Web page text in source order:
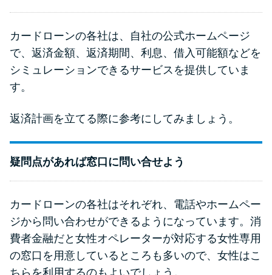
カードローンの各社は、自社の公式ホームページ
で、返済金額、返済期間、利息、借入可能額などを
シミュレーションできるサービスを提供していま
す。
返済計画を立てる際に参考にしてみましょう。
疑問点があれば窓口に問い合せよう
カードローンの各社はそれぞれ、電話やホームペー
ジから問い合わせができるようになっています。消
費者金融だと女性オペレーターが対応する女性専用
の窓口を用意しているところも多いので、女性はこ